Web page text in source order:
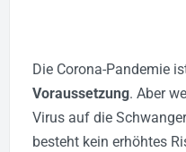
Die Corona-Pandemie
Voraussetzung. Aber
Virus auf die
besteht kein erhöhtes